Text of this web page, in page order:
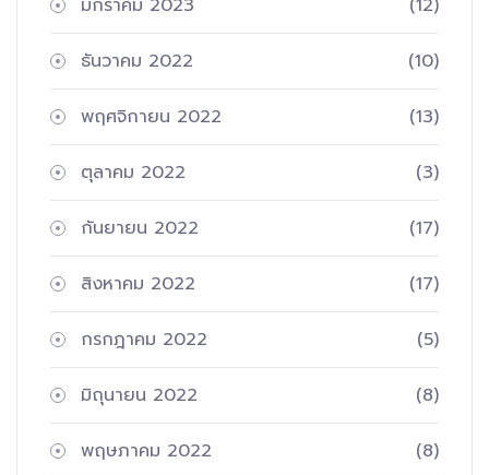
มกราคม 2023 (12)
ธันวาคม 2022 (10)
พฤศจิกายน 2022 (13)
ตุลาคม 2022 (3)
กันยายน 2022 (17)
สิงหาคม 2022 (17)
กรกฎาคม 2022 (5)
มิถุนายน 2022 (8)
พฤษภาคม 2022 (8)